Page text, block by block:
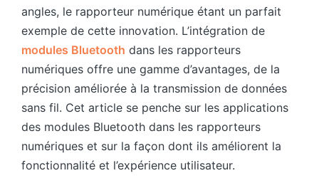
angles, le rapporteur numérique étant un parfait
exemple de cette innovation. L’intégration de
modules Bluetooth dans les rapporteurs
numériques offre une gamme d’avantages, de la
précision améliorée à la transmission de données
sans fil. Cet article se penche sur les applications
des modules Bluetooth dans les rapporteurs
numériques et sur la façon dont ils améliorent la
fonctionnalité et l’expérience utilisateur.